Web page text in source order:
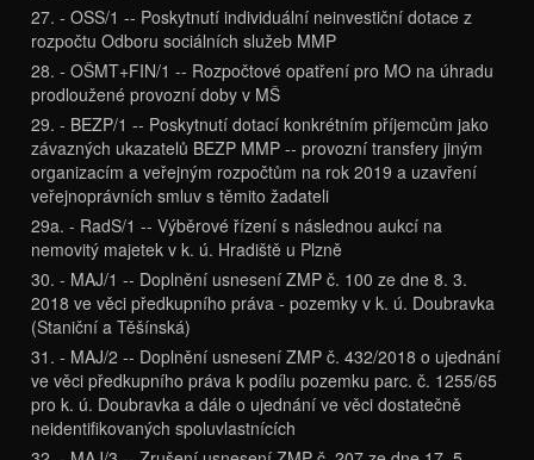
27. - OSS/1 -- Poskytnutí individuální neinvestiční dotace z
rozpočtu Odboru sociálních služeb MMP
28. - OŠMT+FIN/1 -- Rozpočtové opatření pro MO na úhradu
prodloužené provozní doby v MŠ
29. - BEZP/1 -- Poskytnutí dotací konkrétním příjemcům jako
závazných ukazatelů BEZP MMP -- provozní transfery jiným
organizacím a veřejným rozpočtům na rok 2019 a uzavření
veřejnoprávních smluv s těmito žadateli
29a. - RadS/1 -- Výběrové řízení s následnou aukcí na
nemovitý majetek v k. ú. Hradiště u Plzně
30. - MAJ/1 -- Doplnění usnesení ZMP č. 100 ze dne 8. 3.
2018 ve věci předkupního práva - pozemky v k. ú. Doubravka
(Staniční a Těšínská)
31. - MAJ/2 -- Doplnění usnesení ZMP č. 432/2018 o ujednání
ve věci předkupního práva k podílu pozemku parc. č. 1255/65
pro k. ú. Doubravka a dále o ujednání ve věci dostatečně
neidentifikovaných spoluvlastnících